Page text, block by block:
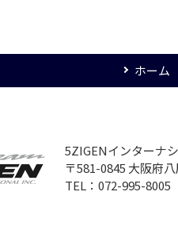
ホーム
5ZIGENインターナ
〒581-0845 大阪府
TEL：072-995-